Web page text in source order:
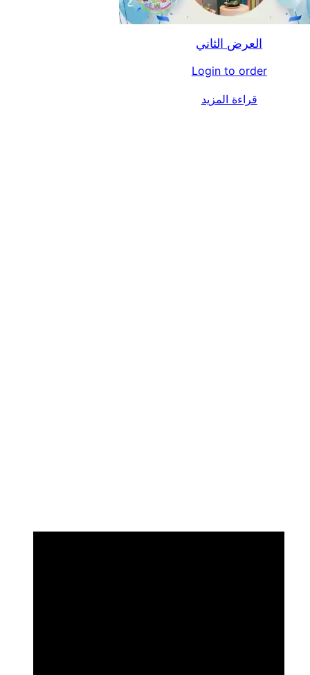
العرض الثاني
Login to order
قراءة المزيد